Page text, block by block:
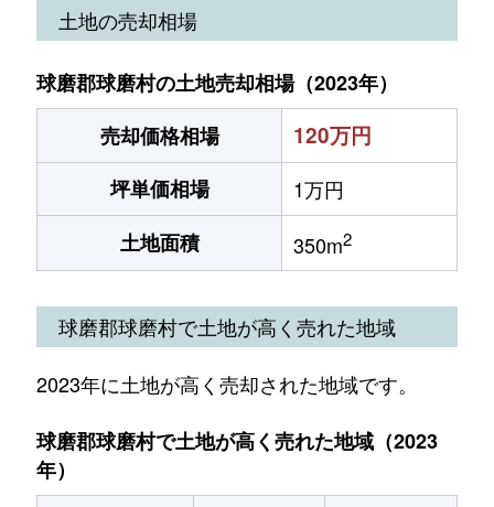
土地の売却相場
球磨郡球磨村の土地売却相場（2023年）
売却価格相場
120万円
坪単価相場
1万円
土地面積
350m2
球磨郡球磨村で土地が高く売れた地域
2023年に土地が高く売却された地域です。
球磨郡球磨村で土地が高く売れた地域（2023
年）